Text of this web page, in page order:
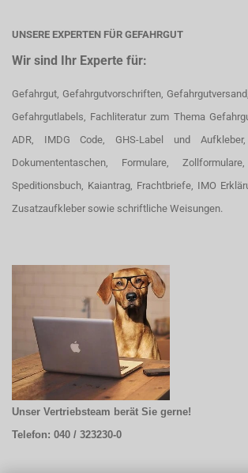
UNSERE EXPERTEN FÜR GEFAHRGUT
Wir sind Ihr Experte für:
Gefahrgut, Gefahrgutvorschriften,
Gefahrgutlabels, Fachliteratur zum Thema
ADR, IMDG Code, GHS-Label und
Dokumententaschen, Formulare,
Speditionsbuch, Kaiantrag, Frachtbriefe, IMO
Zusatzaufkleber sowie schriftliche Weisungen.
Unser Vertriebsteam berät Sie gerne!
Telefon: 040 / 323230-0